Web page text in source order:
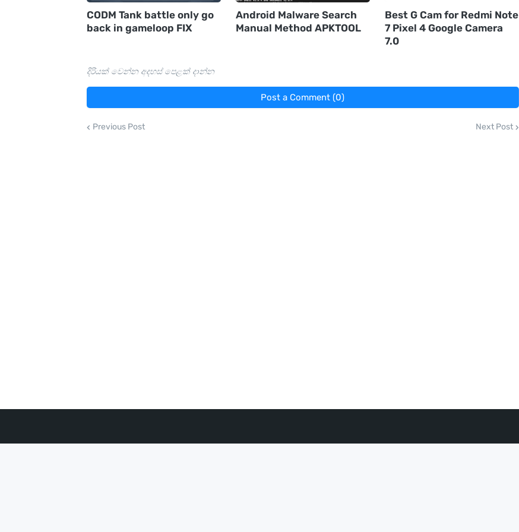
CODM Tank battle only go
back in gameloop FIX
Android Malware Search
Manual Method APKTOOL
Best G Cam for Redmi Note
7 Pixel 4 Google Camera
7.0
දිරියක් වෙන්න අදහස් පෙළක් දාන්න
Post a Comment (0)
Previous Post Next Post